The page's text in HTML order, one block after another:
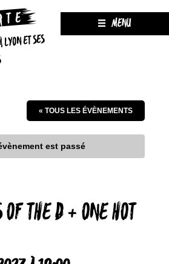
ET SES
MENU
« TOUS LES ÉVÈNEMENTS
est passé
OF THE D + ONE HOT